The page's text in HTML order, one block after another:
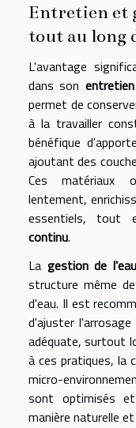
Entretien et
tout au long
L'avantage
dans son
permet de
à la travailler
bénéfique
ajoutant des
Ces matériaux
lentement,
essentiels, tout
continu.
La gestion de l'eau
structure même
d'eau. Il est
d'ajuster
adéquate, surtout
à ces pratiques, la
micro-
sont optimisés
manière naturelle